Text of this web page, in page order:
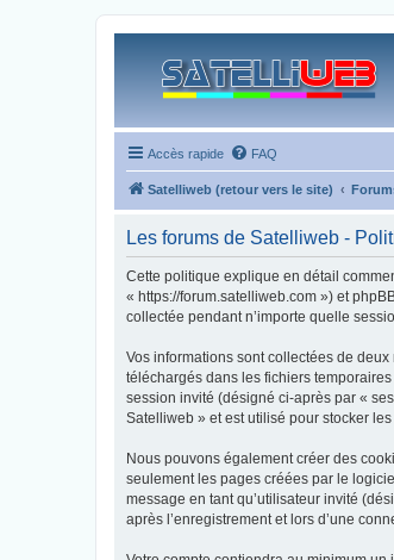
Accès rapide FAQ
Satelliweb (retour vers le site)
Les forums de Satelliweb -
Cette politique explique en détail
« https://forum.satelliweb.com ») et
collectée pendant n’importe quelle
Vos informations sont collectées de
téléchargés dans les fichiers
session invité (désigné ci-après par «
Satelliweb » et est utilisé pour stocker
Nous pouvons également créer des
seulement les pages créées par le
message en tant qu’utilisateur invité
après l’enregistrement et lors d’une